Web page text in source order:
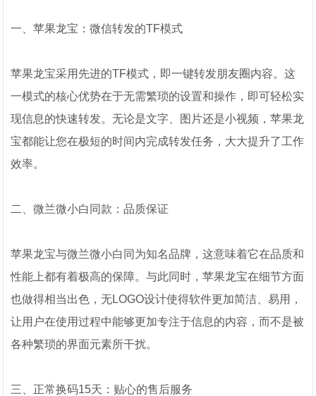
一、苹果龙宝：微信转发的TF模式
苹果龙宝采用先进的TF模式，即一键转发朋友圈内容。这
一模式的核心优势在于无需繁琐的设置和操作，即可轻松实
现信息的快速转发。无论是文字、图片还是小视频，苹果龙
宝都能让您在极短的时间内完成转发任务，大大提升了工作
效率。
二、微兰微小白同款：品质保证
苹果龙宝与微兰微小白同为知名品牌，这意味着它在品质和
性能上都有着极高的保障。与此同时，苹果龙宝在细节方面
也做得相当出色，无LOGO设计使得软件更加简洁、易用，
让用户在使用过程中能够更加专注于信息的内容，而不是被
各种繁琐的界面元素所干扰。
三、正常换码15天：贴心的售后服务